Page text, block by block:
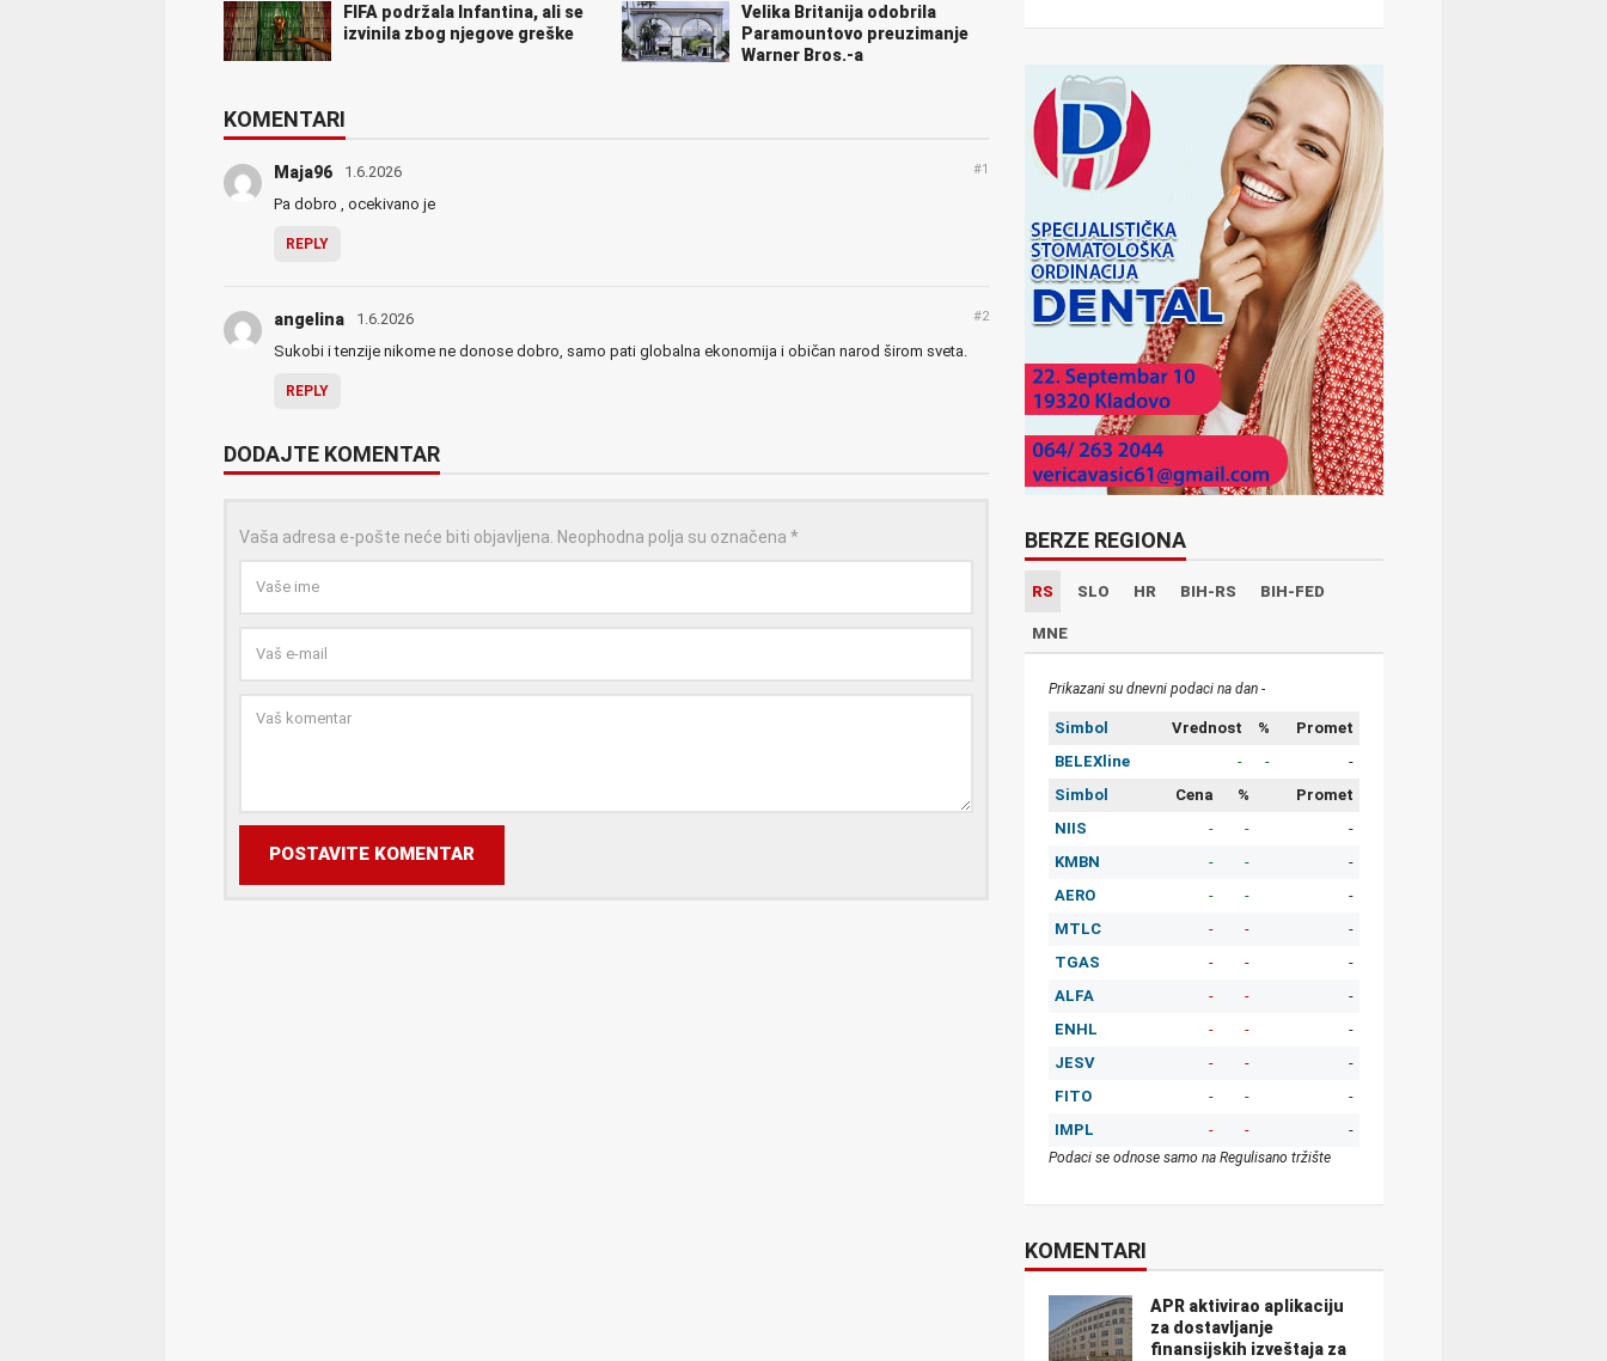
FIFA podržala Infantina, ali se
izvinila zbog njegove greške
Velika Britanija odobrila
Paramountovo preuzimanje
Warner Bros.-a
KOMENTARI
Maja96 1.6.2026 #1
Pa dobro , ocekivano je
REPLY
angelina 1.6.2026 #2
Sukobi i tenzije nikome ne donose dobro, samo pati globalna ekonomija i običan narod širom sveta.
REPLY
DODAJTE KOMENTAR
Vaša adresa e-pošte neće biti objavljena. Neophodna polja su označena *
POSTAVITE KOMENTAR
BERZE REGIONA
RS SLO HR BIH-RS BIH-FED
MNE
Prikazani su dnevni podaci na dan -
Simbol Vrednost %
Promet
BELEXline
- -
-
Simbol
Cena %
Promet
NIIS
- -
-
KMBN
- -
-
AERO
- -
-
MTLC
- -
-
TGAS
- -
-
ALFA
- -
-
ENHL
- -
-
JESV
- -
-
FITO
- -
-
IMPL
- - -
Podaci se odnose samo na Regulisano tržište
KOMENTARI
APR aktivirao aplikaciju
za dostavljanje
finansijskih izveštaja za